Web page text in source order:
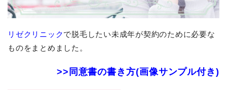
リゼクリニックで脱毛したい未成年が契約のために必要な
ものをまとめました。
>>同意書の書き方(画像サンプル付き)